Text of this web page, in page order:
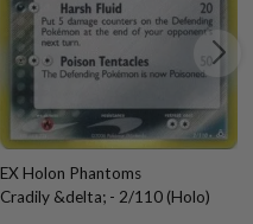
EX Holon Phantoms
Cradily &delta; - 2/110 (Holo)